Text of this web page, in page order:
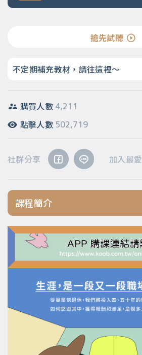
搶先試聽
不定期補充教材，請往這裡～
購買人數 4,211
點擊人數 502,719
社群分享 加入最愛
課程簡介